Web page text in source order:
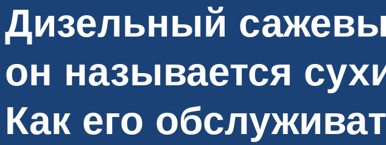
Дизельный
он называется
Как его